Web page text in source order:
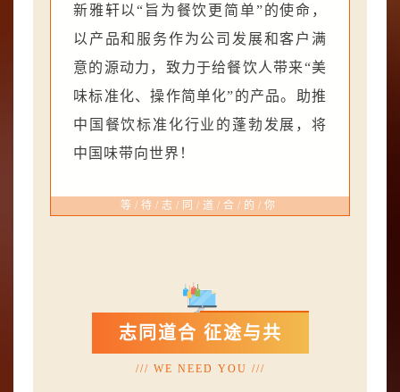
新雅轩以“旨为餐饮更简单”的使命，
以产品和服务作为公司发展和客户满
意的源动力，致力于给餐饮人带来“美
味标准化、操作简单化”的产品。助推
中国餐饮标准化行业的蓬勃发展，将
中国味带向世界！
等/待/志/同/道/合/的/你
志同道合 征途与共
/// WE NEED YOU ///